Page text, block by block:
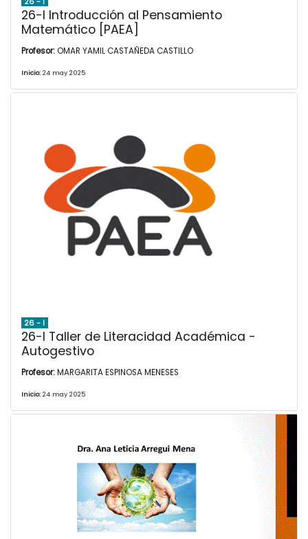
26-I Introducción al Pensamiento
Matemático [PAEA]
Profesor:OMAR YAMIL CASTAÑEDA CASTILLO
Inicio: 24 may 2025
26 - I
26-I Taller de Literacidad Académica -
Autogestivo
Profesor:MARGARITA ESPINOSA MENESES
Inicio: 24 may 2025